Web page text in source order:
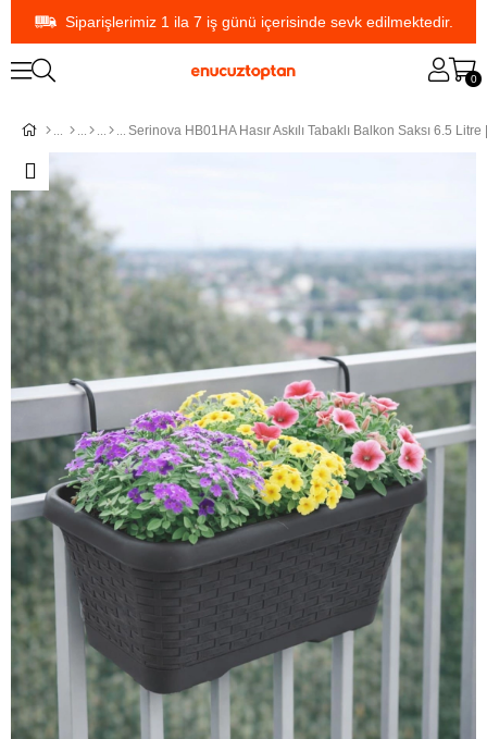
Siparişlerimiz 1 ila 7 iş günü içerisinde sevk edilmektedir.
0